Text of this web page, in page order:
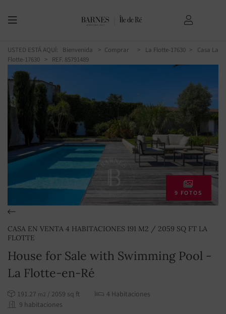
USTED ESTÁ AQUÍ: Bienvenida Comprar La Flotte-17630
Casa La
Flotte-17630 > REF. 85791489
9 FOTOS
CASA EN VENTA 4 HABITACIONES 191 M2 / 2059 SQ FT LA
FLOTTE
House for Sale with Swimming Pool -
La Flotte-en-Ré
191.27 m2 / 2059 sq ft
4 Habitaciones
9 habitaciones